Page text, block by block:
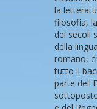
la
filosofia,
dei secoli
della
romano,
tutto il
parte